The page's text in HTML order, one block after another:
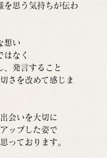
を思う気持ちが伝わ
想い
はなく
、発言すること
さを改めて感じま
会いを大切に
ップした姿で
っております。